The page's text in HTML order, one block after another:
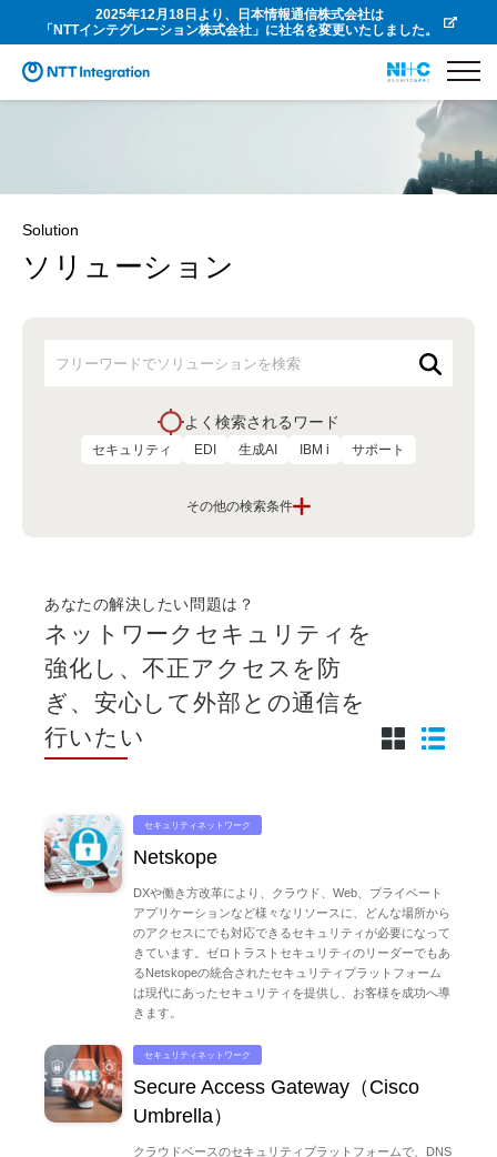
2025年12月18日より、日本情報通信株式会社は
「NTTインテグレーション株式会社」に社名を変更いたしました。
Solution
ソリューション
よく検索されるワード
セキュリティ EDI 生成AI IBM i サポート
たい
ITを活用した人材や働き方の改善を進めた
い
業務プロセスや業務効率化を実現したい
顧客や従業員の体験を向上させたい
セキュリティを強化して安心感を持ちたい
新しい挑戦でビジネスを変革したい
業界別導入事例を見る
あなたの解決したい問題は？
ネットワークセキュリティを
強化し、不正アクセスを防
ぎ、安心して外部との通信を
行いたい
セキュリティネットワーク
Netskope
DXや働き⽅改⾰により、クラウド、Web、プライベート
アプリケーションなど様々なリソースに、どんな場所から
のアクセスにでも対応できるセキュリティが必要になって
きています。ゼロトラストセキュリティのリーダーでもあ
るNetskopeの統合されたセキュリティプラットフォーム
は現代にあったセキュリティを提供し、お客様を成功へ導
きます。
セキュリティネットワーク
Secure Access Gateway（Cisco
Umbrella）
クラウドベースのセキュリティプラットフォームで、DNS